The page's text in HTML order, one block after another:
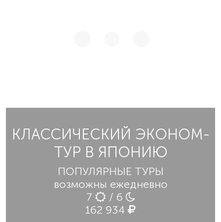
КЛАССИЧЕСКИЙ ЭКОНОМ-
ТУР В ЯПОНИЮ
ПОПУЛЯРНЫЕ ТУРЫ
возможны ежедневно
7
/ 6
162 934